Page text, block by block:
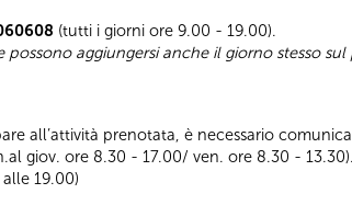
(tutti i giorni ore 9.00 - 19.00).
aggiungersi anche il giorno stesso sul
all’attività prenotata, è necessario
giov. ore 8.30 - 17.00/ ven. ore 8.30 -
19.00)